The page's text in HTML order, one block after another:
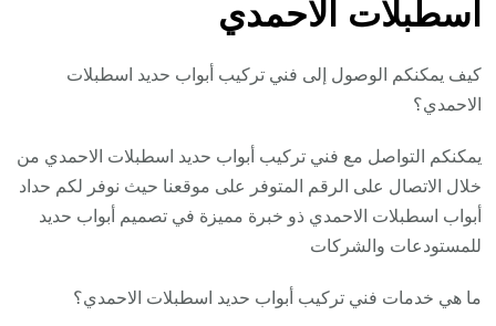
اسطبلات الاحمدي
كيف يمكنكم الوصول إلى فني تركيب أبواب حديد اسطبلات
الاحمدي؟
يمكنكم التواصل مع فني تركيب أبواب حديد اسطبلات الاحمدي من
خلال الاتصال على الرقم المتوفر على موقعنا حيث نوفر لكم حداد
أبواب اسطبلات الاحمدي ذو خبرة مميزة في تصميم أبواب حديد
للمستودعات والشركات
ما هي خدمات فني تركيب أبواب حديد اسطبلات الاحمدي؟